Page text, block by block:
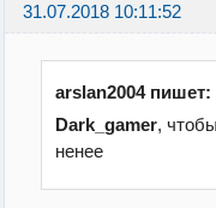
31.07.2018 10:11:52
arslan2004 пишет:
Dark_gamer,
ненее